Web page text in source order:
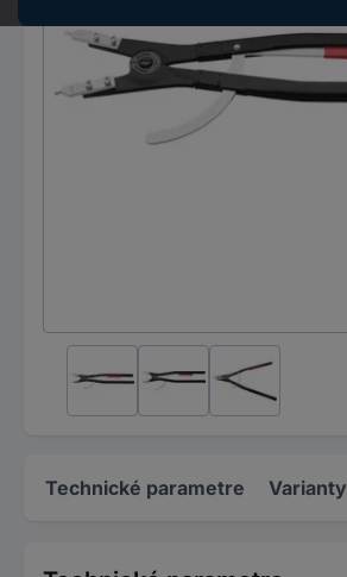
Technické parametre Varianty